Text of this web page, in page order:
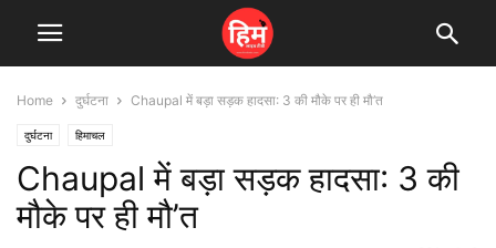
Home दुर्घटना Chaupal में बड़ा सड़क हादसा: 3 की मौके पर ही मौ’त
दुर्घटना हिमाचल
Chaupal में बड़ा सड़क हादसा: 3 की
मौके पर ही मौ’त